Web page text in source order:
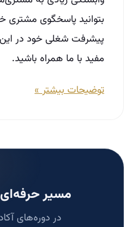
بتوانید پاسخگوی مشتری
پیشرفت شغلی خود در این
مفید با ما همراه باشید.
توضیحات بیشتر »
مسیر
در دوره‌های